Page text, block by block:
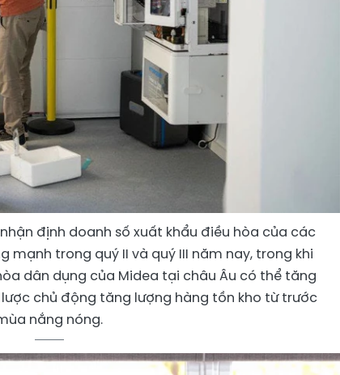
định doanh số xuất khẩu điều hòa của các
mạnh trong quý II và quý III năm nay, trong khi
dân dụng của Midea tại châu Âu có thể tăng
lược chủ động tăng lượng hàng tồn kho từ trước
nắng nóng.